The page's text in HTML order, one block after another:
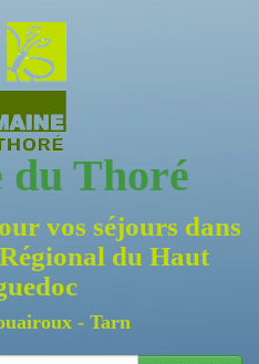
du Thoré
vos séjours dans
du Haut
- Tarn